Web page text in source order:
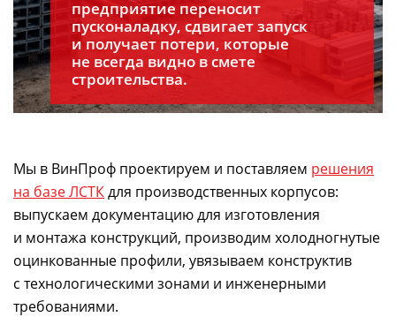
предприятие переносит
пусконаладку, сдвигает запуск
и получает потери, которые
не всегда видно в смете
строительства.
Мы в ВинПроф проектируем и поставляем решения
на базе ЛСТКдля производственных корпусов:
выпускаем документацию для изготовления
и монтажа конструкций, производим холодногнутые
оцинкованные профили, увязываем конструктив
с технологическими зонами и инженерными
требованиями.